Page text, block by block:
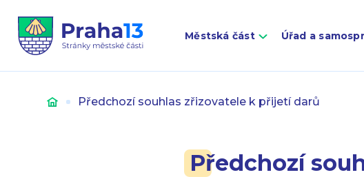
Městská část Úřad a
Úvod Předchozí souhlas zřizovatele k přijetí darů
Předchozí